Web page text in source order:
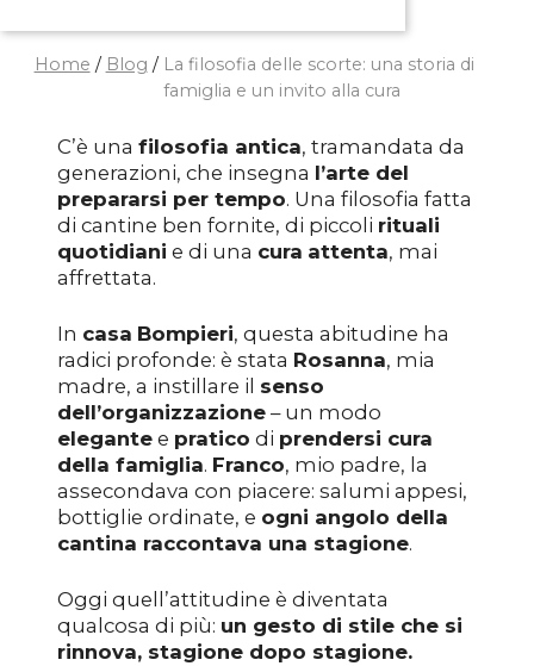
Home / Blog / La filosofia delle scorte: una storia di
famiglia e un invito alla cura
C’è una filosofia antica, tramandata da
generazioni, che insegna l’arte del
prepararsi per tempo. Una filosofia fatta
di cantine ben fornite, di piccoli rituali
quotidiani e di una cura attenta, mai
affrettata.
In casa Bompieri, questa abitudine ha
radici profonde: è stata Rosanna, mia
madre, a instillare il senso
dell’organizzazione– un modo
elegantee pratico di prendersi cura
della famiglia. Franco, mio padre, la
assecondava con piacere: salumi appesi,
bottiglie ordinate, e ogni angolo della
cantina raccontava una stagione.
Oggi quell’attitudine è diventata
qualcosa di più: un gesto di stile che si
rinnova, stagione dopo stagione.